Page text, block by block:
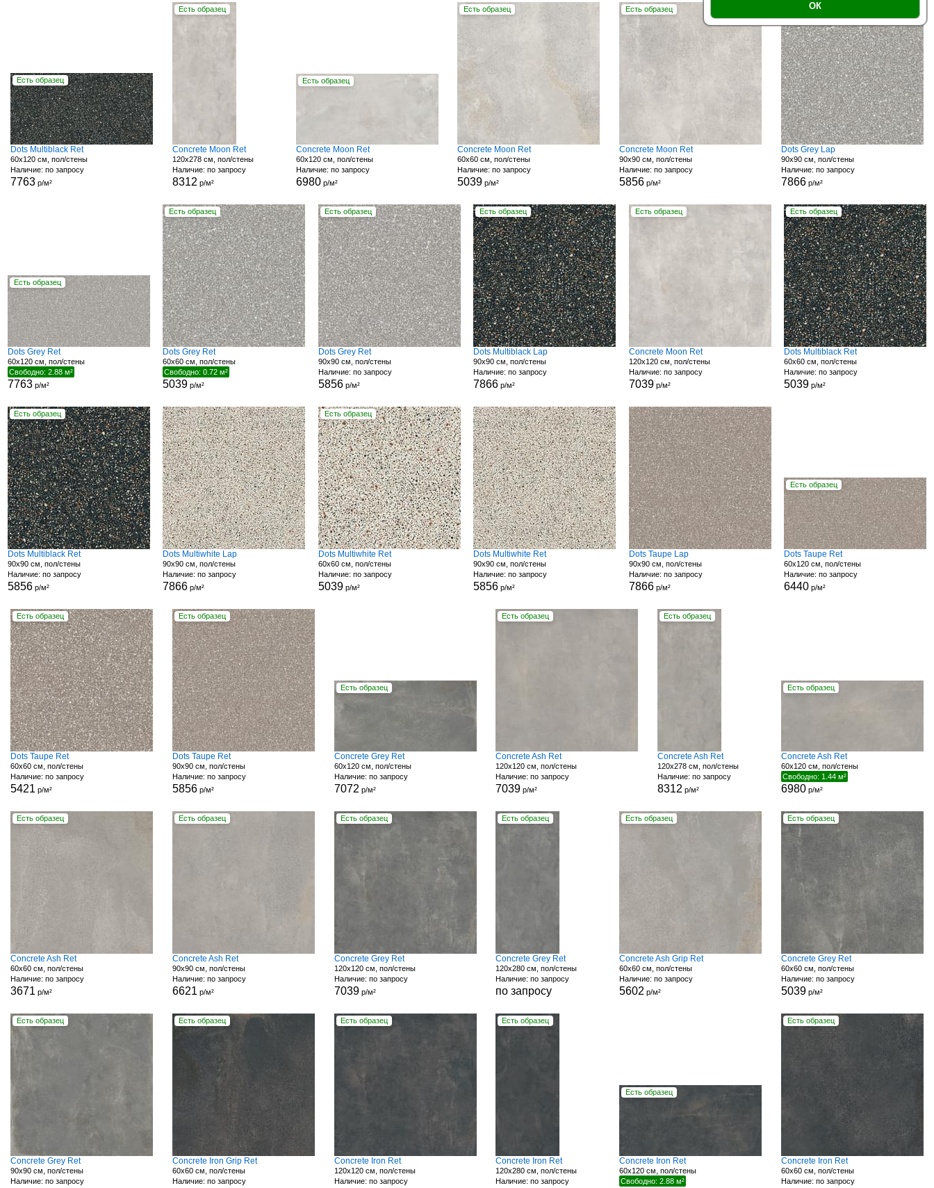
ОК
Есть образец
Dots Multiblack Ret
60x120 см, пол/стены
Наличие: по запросу
7763 р/м²
Есть образец
Concrete Moon Ret
120x278 см, пол/стены
Наличие: по запросу
8312 р/м²
Есть образец
Concrete Moon Ret
60x120 см, пол/стены
Наличие: по запросу
6980р/м²
Есть образец
Concrete Moon Ret
60x60 см, пол/стены
Наличие: по запросу
5039 р/м²
Есть образец
Concrete Moon Ret
90x90 см, пол/стены
Наличие: по запросу
5856р/м²
Dots Grey Lap
90x90 см, пол/стены
Наличие: по запросу
7866р/м²
Есть образец
Dots Grey Ret
60x120 см, пол/стены
Свободно: 2.88 м²
7763р/м²
Есть образец
Dots Grey Ret
60x60 см, пол/стены
Свободно: 0.72 м²
5039 р/м²
Есть образец
Dots Grey Ret
90x90 см, пол/стены
Наличие: по запросу
5856р/м²
Есть образец
Dots Multiblack Lap
90x90 см, пол/стены
Наличие: по запросу
7866 р/м²
Есть образец
Concrete Moon Ret
120x120 см, пол/стены
Наличие: по запросу
7039р/м²
Есть образец
Dots Multiblack Ret
60x60 см, пол/стены
Наличие: по запросу
5039 р/м²
Есть образец
Dots Multiblack Ret
90x90 см, пол/стены
Наличие: по запросу
5856р/м²
Dots Multiwhite Lap
90x90 см, пол/стены
Наличие: по запросу
7866 р/м²
Есть образец
Dots Multiwhite Ret
60x60 см, пол/стены
Наличие: по запросу
5039р/м²
Dots Multiwhite Ret
90x90 см, пол/стены
Наличие: по запросу
5856 р/м²
Dots Taupe Lap
90x90 см, пол/стены
Наличие: по запросу
7866р/м²
Есть образец
Dots Taupe Ret
60x120 см, пол/стены
Наличие: по запросу
6440 р/м²
Есть образец
Dots Taupe Ret
60x60 см, пол/стены
Наличие: по запросу
5421 р/м²
Есть образец
Dots Taupe Ret
90x90 см, пол/стены
Наличие: по запросу
5856р/м²
Есть образец
Concrete Grey Ret
60x120 см, пол/стены
Наличие: по запросу
7072 р/м²
Есть образец
Concrete Ash Ret
120x120 см, пол/стены
Наличие: по запросу
7039 р/м²
Есть образец
Concrete Ash Ret
120x278 см, пол/стены
Наличие: по запросу
8312 р/м²
Есть образец
Concrete Ash Ret
60x120 см, пол/стены
Свободно: 1.44 м²
6980р/м²
Есть образец
Concrete Ash Ret
60x60 см, пол/стены
Наличие: по запросу
3671 р/м²
Есть образец
Concrete Ash Ret
90x90 см, пол/стены
Наличие: по запросу
6621 р/м²
Есть образец
Concrete Grey Ret
120x120 см, пол/стены
Наличие: по запросу
7039р/м²
Есть образец
Concrete Grey Ret
120x280 см, пол/стены
Наличие: по запросу
по запросу
Есть образец
Concrete Ash Grip Ret
60x60 см, пол/стены
Наличие: по запросу
5602 р/м²
Есть образец
Concrete Grey Ret
60x60 см, пол/стены
Наличие: по запросу
5039р/м²
Есть образец
Concrete Grey Ret
90x90 см, пол/стены
Наличие: по запросу
Есть образец
Concrete Iron Grip Ret
60x60 см, пол/стены
Наличие: по запросу
Есть образец
Concrete Iron Ret
120x120 см, пол/стены
Наличие: по запросу
Есть образец
Concrete Iron Ret
120x280 см, пол/стены
Наличие: по запросу
Есть образец
Concrete Iron Ret
60x120 см, пол/стены
Свободно: 2.88 м²
Есть образец
Concrete Iron Ret
60x60 см, пол/стены
Наличие: по запросу